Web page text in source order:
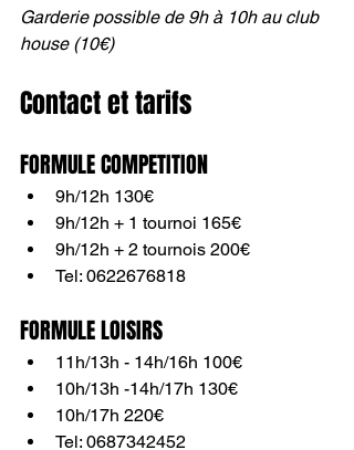
Garderie possible de 9h à 10h au club
house (10€)
Contact et tarifs
FORMULE COMPETITION
9h/12h 130€
9h/12h + 1 tournoi 165€
9h/12h + 2 tournois 200€
Tel: 0622676818
FORMULE LOISIRS
11h/13h - 14h/16h 100€
10h/13h -14h/17h 130€
10h/17h 220€
Tel: 0687342452